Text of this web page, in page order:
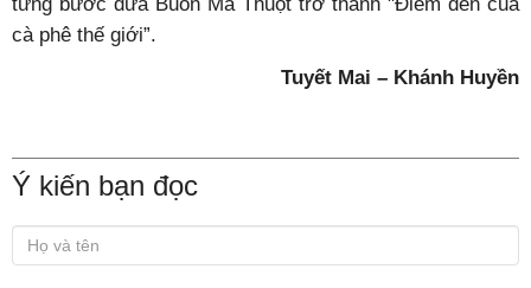
cà phê thế giới”.
Tuyết Mai – Khánh Huyền
Ý kiến bạn đọc